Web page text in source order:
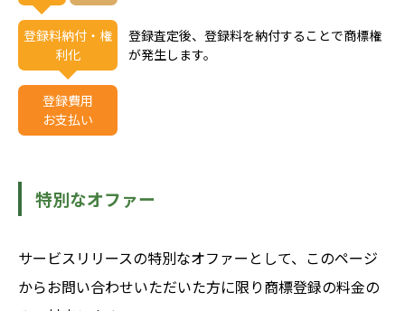
登録料納付・権
利化
登録査定後、登録料を納付することで商標権
が発生します。
登録費用
お支払い
特別なオファー
サービスリリースの特別なオファーとして、このページ
からお問い合わせいただいた方に限り商標登録の料金の